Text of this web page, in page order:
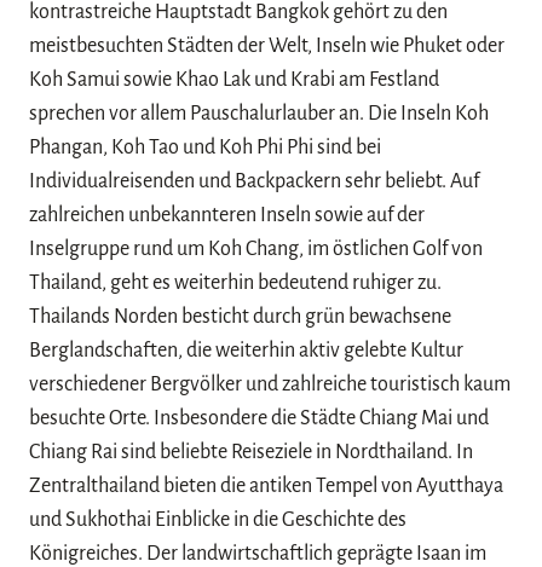
kontrastreiche Hauptstadt Bangkok gehört zu den
meistbesuchten Städten der Welt, Inseln wie Phuket oder
Koh Samui sowie Khao Lak und Krabi am Festland
sprechen vor allem Pauschalurlauber an. Die Inseln Koh
Phangan, Koh Tao und Koh Phi Phi sind bei
Individualreisenden und Backpackern sehr beliebt. Auf
zahlreichen unbekannteren Inseln sowie auf der
Inselgruppe rund um Koh Chang, im östlichen Golf von
Thailand, geht es weiterhin bedeutend ruhiger zu.
Thailands Norden besticht durch grün bewachsene
Berglandschaften, die weiterhin aktiv gelebte Kultur
verschiedener Bergvölker und zahlreiche touristisch kaum
besuchte Orte. Insbesondere die Städte Chiang Mai und
Chiang Rai sind beliebte Reiseziele in Nordthailand. In
Zentralthailand bieten die antiken Tempel von Ayutthaya
und Sukhothai Einblicke in die Geschichte des
Königreiches. Der landwirtschaftlich geprägte Isaan im